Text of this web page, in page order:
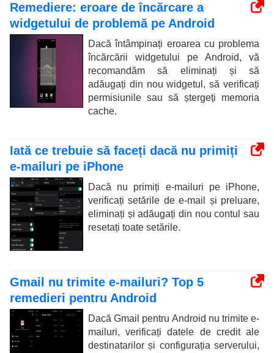
Remediere: eroare de încărcare a
widgetului de problemă pe Android
Dacă întâmpinați eroarea cu problema
încărcării widgetului pe Android, vă
recomandăm să eliminați și să
adăugați din nou widgetul, să verificați
permisiunile sau să ștergeți memoria
cache.
Iată ce trebuie să faceți dacă nu primiți
e-mailuri pe iPhone
Dacă nu primiți e-mailuri pe iPhone,
verificați setările de e-mail și preluare,
eliminați și adăugați din nou contul sau
resetați toate setările.
Gmail nu trimite e-mailuri? Top 5
remedieri pentru Android
Dacă Gmail pentru Android nu trimite e-
mailuri, verificați datele de credit ale
destinatarilor și configurația serverului,